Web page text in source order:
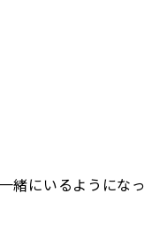
緒にいるようになっ